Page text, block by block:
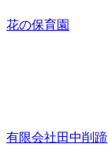
花の保育園
有限会社田中削蹄